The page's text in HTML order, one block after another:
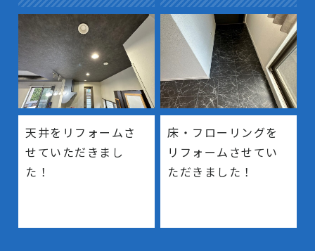
天井をリフォームさ
せていただきまし
た！
床・フローリングを
リフォームさせてい
ただきました！